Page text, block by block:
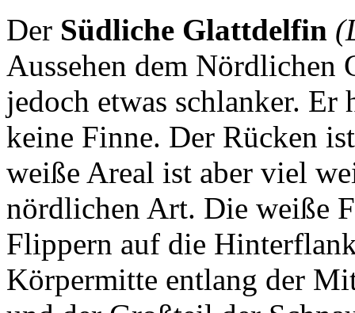
Der Südliche Glattdelfin
Aussehen dem
jedoch etwas schlanker. Er
keine Finne. Der Rücken
weiße Areal ist aber viel
nördlichen Art. Die weiße
Flippern auf die
Körpermitte entlang der